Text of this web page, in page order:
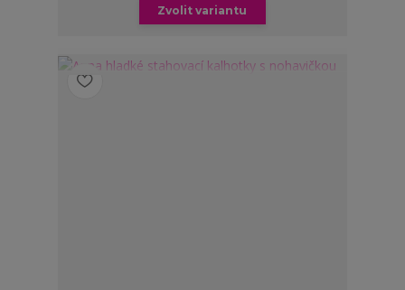
Zvolit variantu